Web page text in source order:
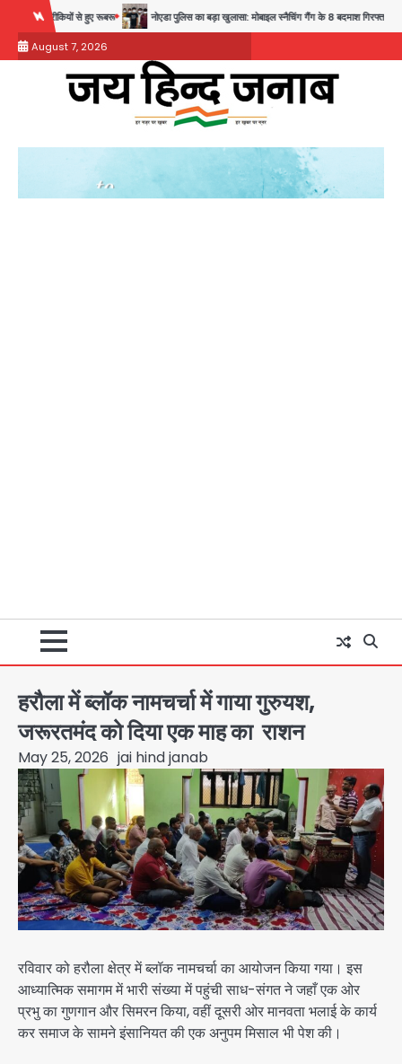
content
नोएडा पुलिस का बड़ा खुलासा: मोबाइल स्नैचिंग गैंग के 8 बदमाश गिरफ्तार, 98 मोबाइल और सैकड़ों
August 7, 2026
हरौला में ब्लॉक नामचर्चा में गाया गुरुयश,
जरूरतमंद को दिया एक माह का राशन
May 25, 2026 jai hind janab
रविवार को हरौला क्षेत्र में ब्लॉक नामचर्चा का आयोजन किया गया। इस
आध्यात्मिक समागम में भारी संख्या में पहुंची साध-संगत ने जहाँ एक ओर
प्रभु का गुणगान और सिमरन किया, वहीं दूसरी ओर मानवता भलाई के कार्य
कर समाज के सामने इंसानियत की एक अनुपम मिसाल भी पेश की।